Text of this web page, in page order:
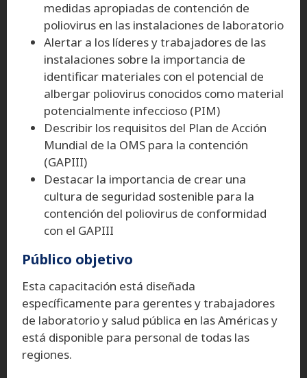
medidas apropiadas de contención de
poliovirus en las instalaciones de laboratorio
Alertar a los líderes y trabajadores de las
instalaciones sobre la importancia de
identificar materiales con el potencial de
albergar poliovirus conocidos como material
potencialmente infeccioso (PIM)
Describir los requisitos del Plan de Acción
Mundial de la OMS para la contención
(GAPIII)
Destacar la importancia de crear una
cultura de seguridad sostenible para la
contención del poliovirus de conformidad
con el GAPIII
Público objetivo
Esta capacitación está diseñada
específicamente para gerentes y trabajadores
de laboratorio y salud pública en las Américas y
está disponible para personal de todas las
regiones.